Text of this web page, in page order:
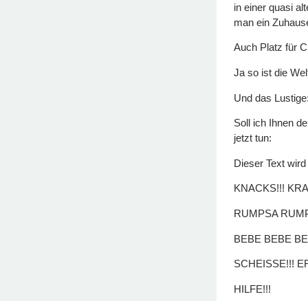
in einer quasi
man ein
Auch Platz für
Ja so ist die
Und das
Soll ich Ihnen
jetzt tun:
Dieser Text
KNACKS!!!
RUMPSA
BEBE BEBE
SCHEISSE!!!
HILFE!!!